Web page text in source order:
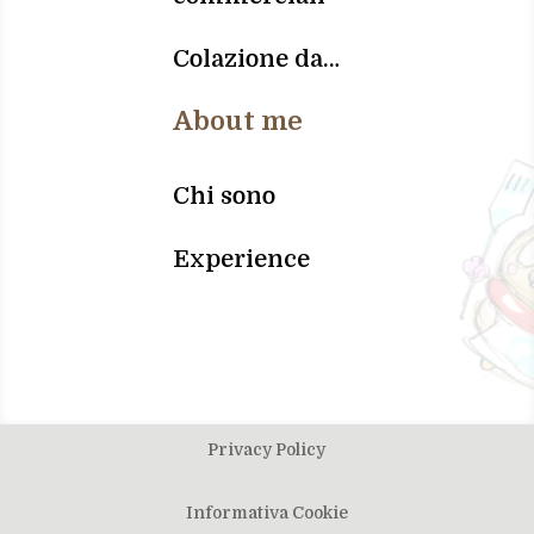
Colazione da…
About me
Chi sono
Experience
Privacy Policy
Informativa Cookie